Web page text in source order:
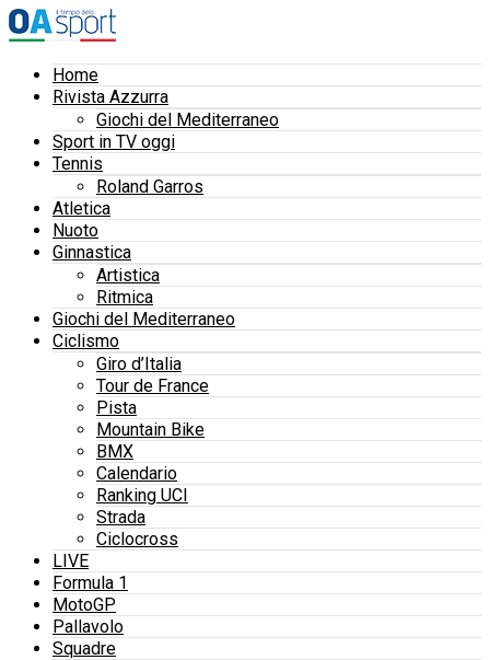
Home
Rivista Azzurra
Giochi del Mediterraneo
Sport in TV oggi
Tennis
Roland Garros
Atletica
Nuoto
Ginnastica
Artistica
Ritmica
Giochi del Mediterraneo
Ciclismo
Giro d’Italia
Tour de France
Pista
Mountain Bike
BMX
Calendario
Ranking UCI
Strada
Ciclocross
LIVE
Formula 1
MotoGP
Pallavolo
Squadre